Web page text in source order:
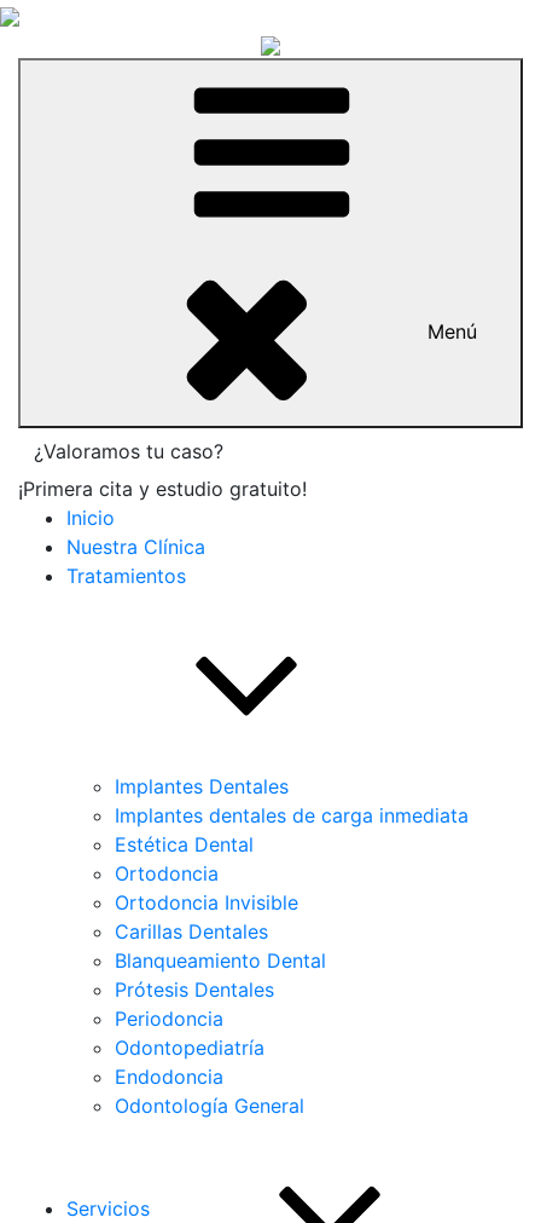
Menú
¿Valoramos tu caso?
¡Primera cita y estudio gratuito!
Inicio
Nuestra Clínica
Tratamientos
Implantes Dentales
Implantes dentales de carga inmediata
Estética Dental
Ortodoncia
Ortodoncia Invisible
Carillas Dentales
Blanqueamiento Dental
Prótesis Dentales
Periodoncia
Odontopediatría
Endodoncia
Odontología General
Servicios